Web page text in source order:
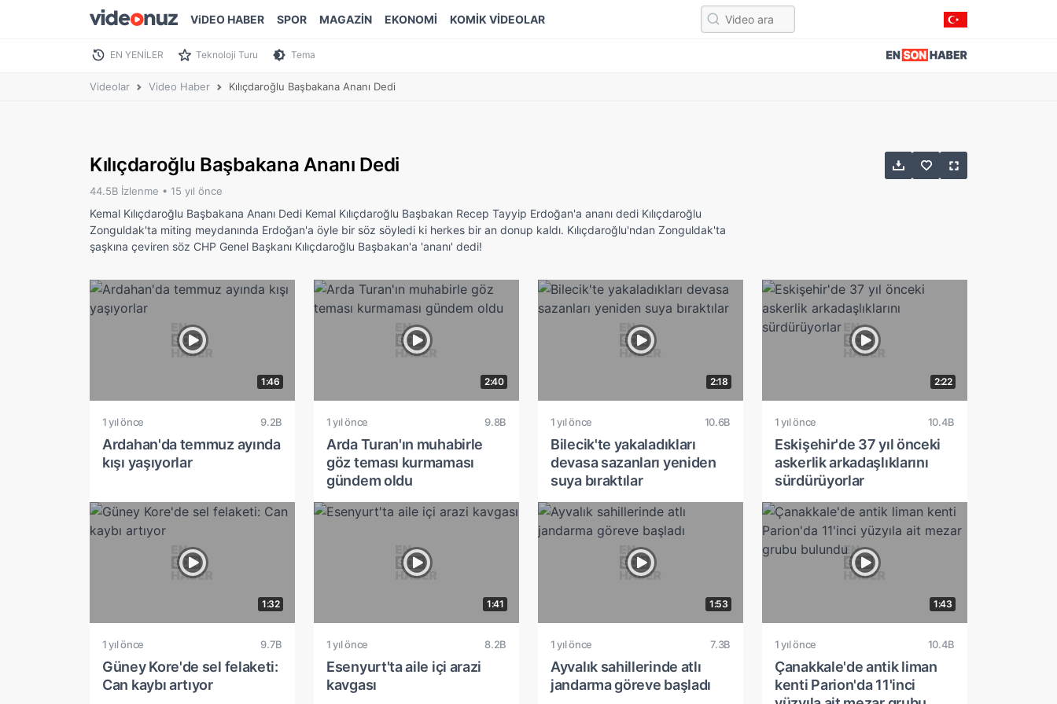
ViDEO HABER SPOR MAGAZİN EKONOMİ KOMİK VİDEOLAR
EN YENİLER Teknoloji Turu Tema
Videolar Video Haber Kılıçdaroğlu Başbakana Ananı Dedi
Kılıçdaroğlu Başbakana Ananı Dedi
44.5B İzlenme • 15 yıl önce
Kemal Kılıçdaroğlu Başbakana Ananı Dedi Kemal Kılıçdaroğlu Başbakan Recep Tayyip Erdoğan'a ananı dedi Kılıçdaroğlu
Zonguldak'ta miting meydanında Erdoğan'a öyle bir söz söyledi ki herkes bir an donup kaldı. Kılıçdaroğlu'ndan Zonguldak'ta
şaşkına çeviren söz CHP Genel Başkanı Kılıçdaroğlu Başbakan'a 'ananı' dedi!
1:46
1 yıl önce 9.2B
Ardahan'da temmuz ayında
kışı yaşıyorlar
2:40
1 yıl önce 9.8B
Arda Turan'ın muhabirle
göz teması kurmaması
gündem oldu
2:18
1 yıl önce 10.6B
Bilecik'te yakaladıkları
devasa sazanları yeniden
suya bıraktılar
2:22
1 yıl önce 10.4B
Eskişehir'de 37 yıl önceki
askerlik arkadaşlıklarını
sürdürüyorlar
1:32
1 yıl önce 9.7B
Güney Kore'de sel felaketi:
Can kaybı artıyor
1:41
1 yıl önce 8.2B
Esenyurt'ta aile içi arazi
kavgası
1:53
1 yıl önce 7.3B
Ayvalık sahillerinde atlı
jandarma göreve başladı
1:43
1 yıl önce 10.4B
Çanakkale'de antik liman
kenti Parion'da 11'inci